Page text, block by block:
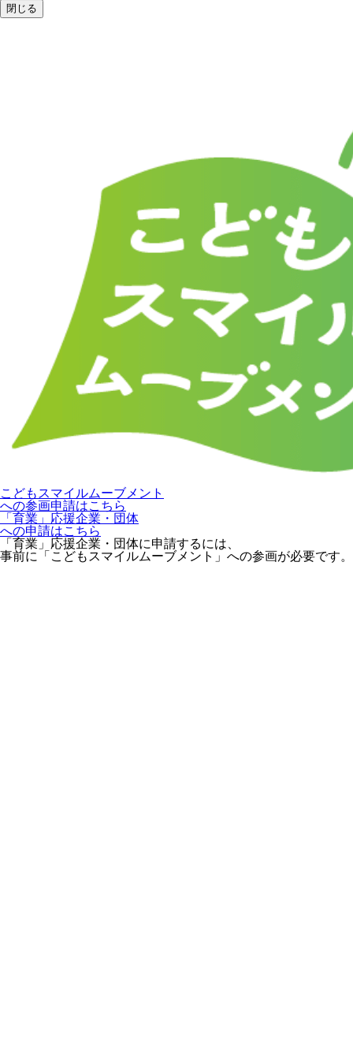
閉じる
こどもスマイルムーブメント
への参画申請はこちら
「育業」応援企業・団体
への申請はこちら
「育業」応援企業・団体に申請するには、
事前に「こどもスマイルムーブメント」への参画が必要です。